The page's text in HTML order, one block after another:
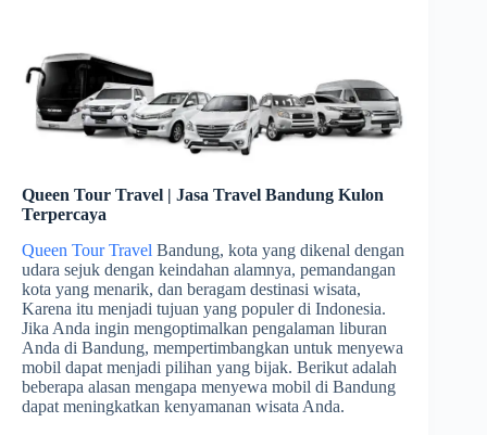
Queen Tour Travel | Jasa Travel Bandung Kulon
Terpercaya
Queen Tour Travel Bandung, kota yang dikenal dengan
udara sejuk dengan keindahan alamnya, pemandangan
kota yang menarik, dan beragam destinasi wisata,
Karena itu menjadi tujuan yang populer di Indonesia.
Jika Anda ingin mengoptimalkan pengalaman liburan
Anda di Bandung, mempertimbangkan untuk menyewa
mobil dapat menjadi pilihan yang bijak. Berikut adalah
beberapa alasan mengapa menyewa mobil di Bandung
dapat meningkatkan kenyamanan wisata Anda.